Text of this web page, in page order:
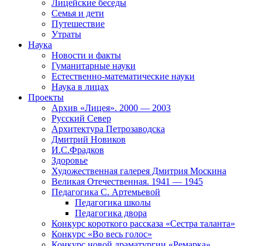
Лицейские беседы
Семья и дети
Путешествие
Утраты
Наука
Новости и факты
Гуманитарные науки
Естественно-математические науки
Наука в лицах
Проекты
Архив «Лицея». 2000 — 2003
Русский Север
Архитектура Петрозаводска
Дмитрий Новиков
И.С.Фрадков
Здоровье
Художественная галерея Дмитрия Москина
Великая Отечественная. 1941 — 1945
Педагогика С. Артемьевой
Педагогика школы
Педагогика двора
Конкурс короткого рассказа «Сестра таланта»
Конкурс «Во весь голос»